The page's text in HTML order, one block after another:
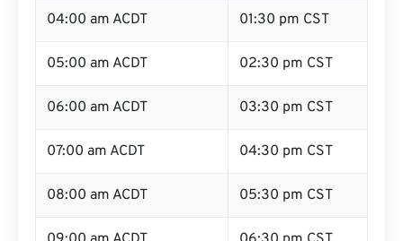
04:00 am ACDT 01:30 pm CST
05:00 am ACDT 02:30 pm CST
06:00 am ACDT 03:30 pm CST
07:00 am ACDT 04:30 pm CST
08:00 am ACDT 05:30 pm CST